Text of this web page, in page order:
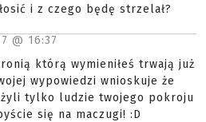
i z czego będę strzelał?
@ 16:37
którą wymieniłeś trwają już
wypowiedzi wnioskuje że
tylko ludzie twojego pokroju
się na maczugi! :D